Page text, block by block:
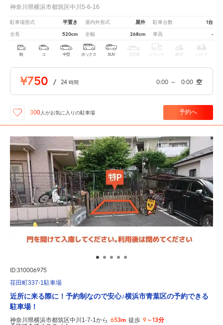
神奈川県横浜市都筑区中川5-6-16
駐車場形式 平置き 屋内外形式 屋外 駐車台数 1台
全長 520cm 全幅 268cm 車高 -
軽 コ 中型 ボックス SUV 大型車 トラック 原付 バイク
¥750 / 24 時間 0:00 ～ 0:00 空
300 人がお気に入りの駐車場 予約へ
ID:310006975
荏田町337-1駐車場
近所に来る際に！予約制なので安心♪横浜市青葉区の予約できる
駐車場！
神奈川県横浜市都筑区中川1-7-1から 653m 徒歩 9～13分